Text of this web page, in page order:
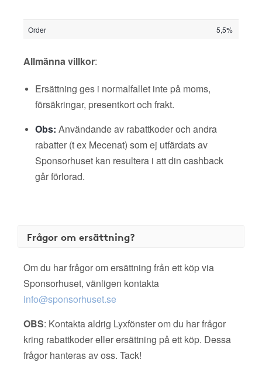
Order 5,5%
Allmänna villkor:
Ersättning ges i normalfallet inte på moms,
försäkringar, presentkort och frakt.
Obs: Användande av rabattkoder och andra
rabatter (t ex Mecenat) som ej utfärdats av
Sponsorhuset kan resultera i att din cashback
går förlorad.
Frågor om ersättning?
Om du har frågor om ersättning från ett köp via
Sponsorhuset, vänligen kontakta
info@sponsorhuset.se
OBS: Kontakta aldrig Lyxfönster om du har frågor
kring rabattkoder eller ersättning på ett köp. Dessa
frågor hanteras av oss. Tack!